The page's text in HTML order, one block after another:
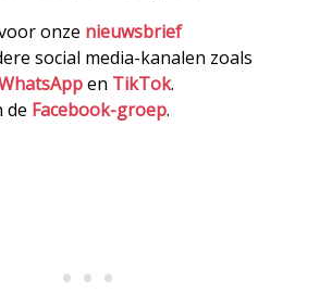
onze nieuwsbrief
social media-kanalen zoals
en TikTok.
de Facebook-groep.